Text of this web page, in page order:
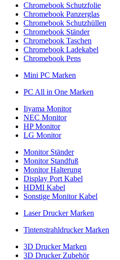
Chromebook Schutzfolie
Chromebook Panzerglas
Chromebook Schutzhüllen
Chromebook Ständer
Chromebook Taschen
Chromebook Ladekabel
Chromebook Pens
Mini PC Marken
PC All in One Marken
Iiyama Monitor
NEC Monitor
HP Monitor
LG Monitor
Monitor Ständer
Monitor Standfuß
Monitor Halterung
Display Port Kabel
HDMI Kabel
Sonstige Monitor Kabel
Laser Drucker Marken
Tintenstrahldrucker Marken
3D Drucker Marken
3D Drucker Zubehör